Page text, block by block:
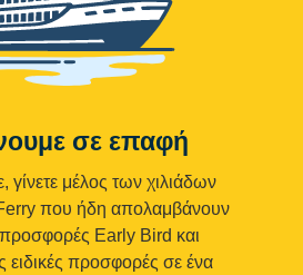
σε επαφή
γίνετε μέλος των χιλιάδων
που ήδη απολαμβάνουν
προσφορές Early Bird και
ειδικές προσφορές σε ένα